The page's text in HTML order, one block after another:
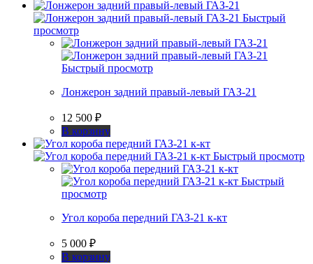
Быстрый
просмотр
Быстрый просмотр
Лонжерон задний правый-левый ГАЗ-21
12 500 ₽
В корзину
Быстрый просмотр
Быстрый
просмотр
Угол короба передний ГАЗ-21 к-кт
5 000 ₽
В корзину